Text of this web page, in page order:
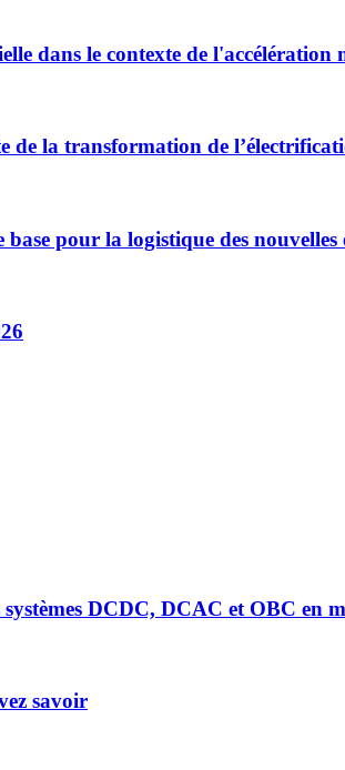
dans le contexte de
la transformation de
pour la logistique des nouvelles
DCDC, DCAC et OBC en
savoir